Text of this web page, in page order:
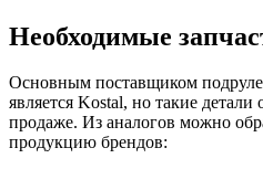
Необходимые
Основным поставщиком
является Kostal, но такие
продаже. Из аналогов можно
продукцию брендов: